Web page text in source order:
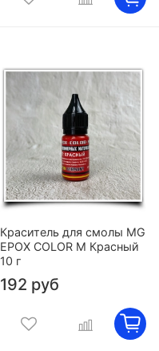
Краситель для смолы MG
EPOX COLOR M Красный
10 г
192 руб